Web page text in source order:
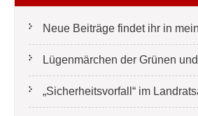
Neue Beiträge findet ihr in
Lügenmärchen der Grünen
„Sicherheitsvorfall“ im